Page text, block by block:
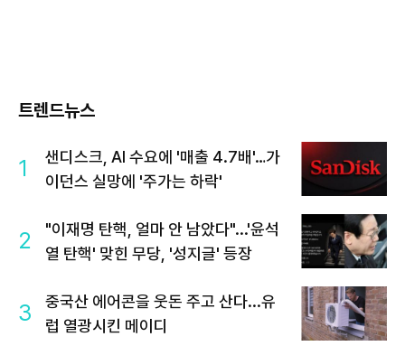
트렌드뉴스
1
샌디스크, AI 수요에 '매출 4.7배'…가
이던스 실망에 '주가는 하락'
2
"이재명 탄핵, 얼마 안 남았다"...'윤석
열 탄핵' 맞힌 무당, '성지글' 등장
3
중국산 에어콘을 웃돈 주고 산다...유
럽 열광시킨 메이디